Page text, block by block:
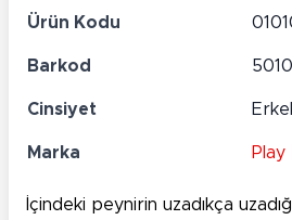
Ürün Kodu
Barkod
Cinsiyet
Marka Play
İçindeki peynirin uzadıkça